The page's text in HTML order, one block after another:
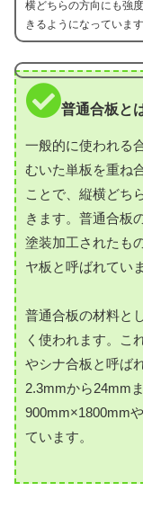
横どちらの方向にも強
きるようになっています
普通合板と
一般的に使われる
むいた単板を重ね
ことで、縦横どち
きます。普通合板
塗装加工されたも
ヤ板と呼ばれてい
普通合板の材料と
く使われます。こ
やシナ合板と呼ば
2.3mmから24mm
900mm×1800mm
ています。